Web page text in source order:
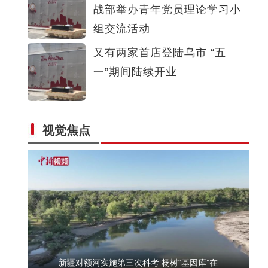
战部举办青年党员理论学习小
组交流活动
又有两家首店登陆乌市 “五
一”期间陆续开业
视觉焦点
新疆阿勒泰举行“唱响雪都 全民禁毒”暨“6
新疆：荒漠戈壁万余亩红柳花绽放
新疆对额河实施第三次科考 杨树“基因库”在